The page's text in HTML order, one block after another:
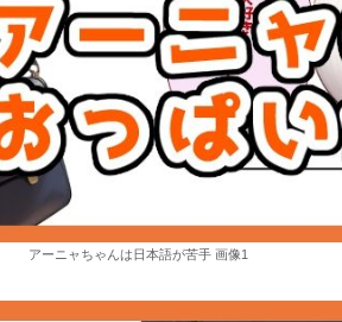
アーニャちゃんは日本語が苦手 画像1